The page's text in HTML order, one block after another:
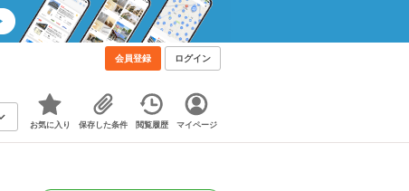
会員登録 ログイン
お気に入り 保存した条件 閲覧履歴 マイページ